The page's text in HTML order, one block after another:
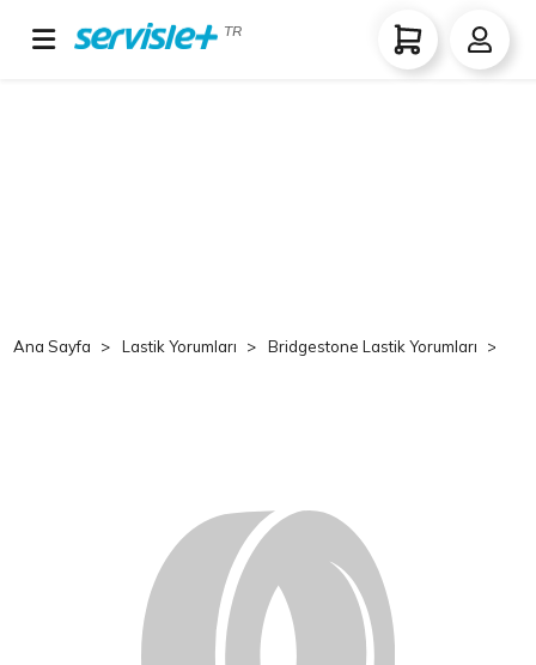
TR
Ana Sayfa Lastik Yorumları Bridgestone Lastik Yorumları